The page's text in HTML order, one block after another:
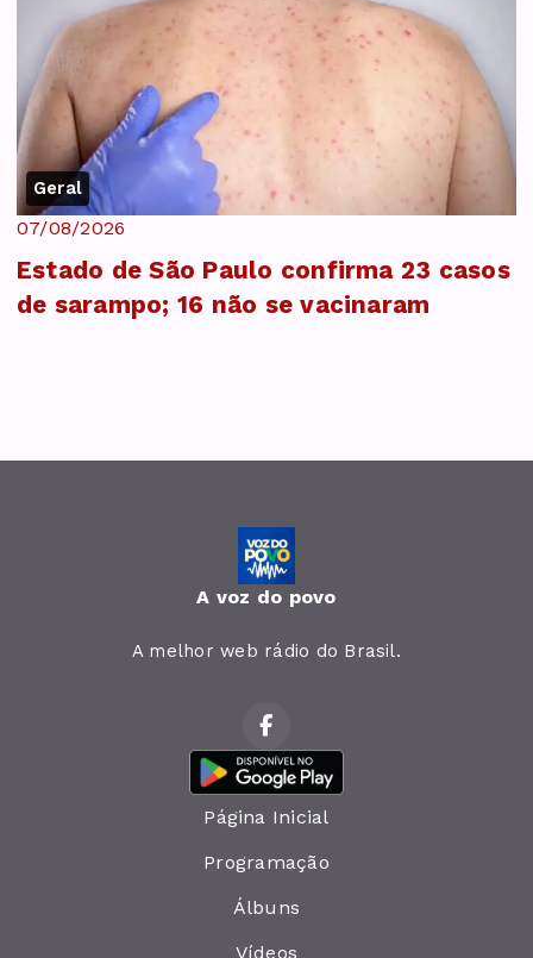
Geral
07/08/2026
Estado de São Paulo confirma 23 casos
de sarampo; 16 não se vacinaram
A voz do povo
A melhor web rádio do Brasil.
Página Inicial
Programação
Álbuns
Vídeos